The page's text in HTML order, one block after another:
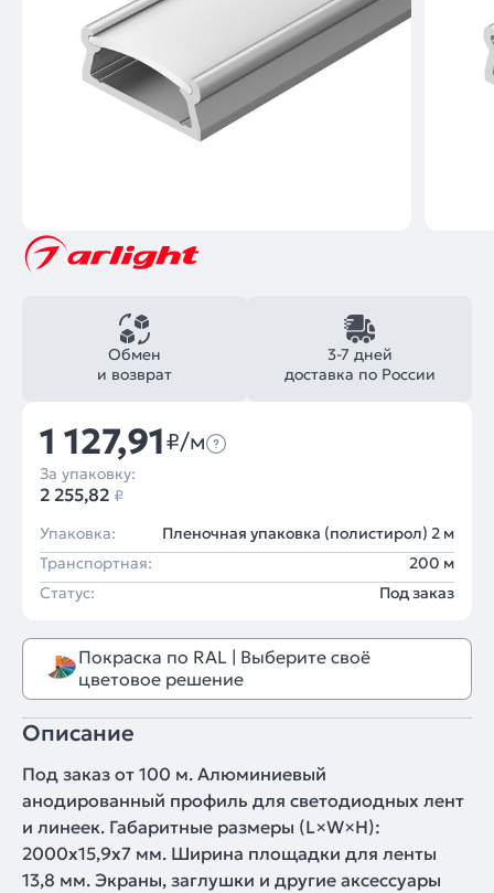
3-7 дней
доставка по России
Обмен
и возврат
1 127,91₽/м
За упаковку:
2 255,82 ₽
Упаковка:
Пленочная упаковка (полистирол) 2 м
Транспортная:
200 м
Статус:
Под заказ
Покраска по RAL | Выберите своё
цветовое решение
Описание
Под заказ от 100 м. Алюминиевый
анодированный профиль для светодиодных лент
и линеек. Габаритные размеры (L×W×H):
2000x15,9x7 мм. Ширина площадки для ленты
13,8 мм. Экраны, заглушки и другие аксессуары